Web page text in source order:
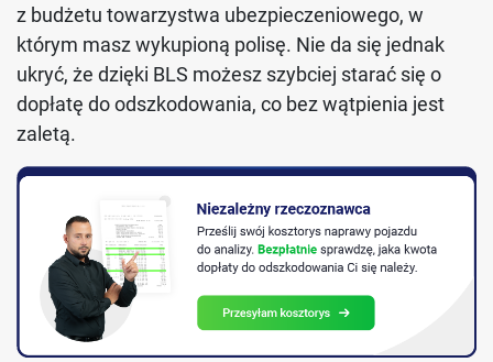
z budżetu towarzystwa ubezpieczeniowego, w
którym masz wykupioną polisę. Nie da się jednak
ukryć, że dzięki BLS możesz szybciej starać się o
dopłatę do odszkodowania, co bez wątpienia jest
zaletą.